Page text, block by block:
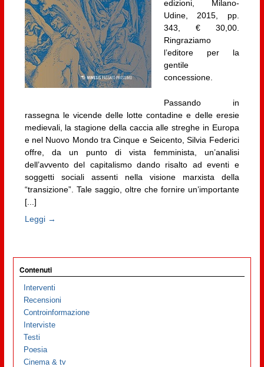
edizioni, Milano-
Udine, 2015, pp.
343, € 30,00.
Ringraziamo
l’editore per la
gentile
concessione.
Passando in
rassegna le vicende delle lotte contadine e delle eresie
medievali, la stagione della caccia alle streghe in Europa
e nel Nuovo Mondo tra Cinque e Seicento, Silvia Federici
offre, da un punto di vista femminista, un’analisi
dell’avvento del capitalismo dando risalto ad eventi e
soggetti sociali assenti nella visione marxista della
“transizione”. Tale saggio, oltre che fornire un’importante
[...]
Leggi →
Contenuti
Interventi
Recensioni
Controinformazione
Interviste
Testi
Poesia
Cinema & tv